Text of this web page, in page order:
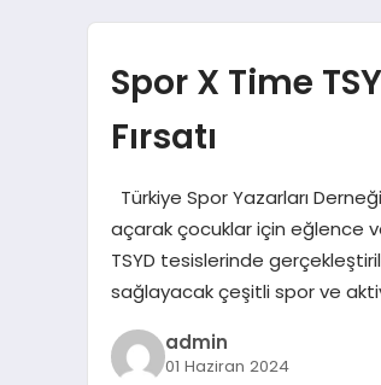
Spor X Time
Fırsatı
Türkiye Spor Yazarları
açarak çocuklar için eğlence
TSYD tesislerinde
sağlayacak çeşitli spor ve
admin
01 Haziran 2024